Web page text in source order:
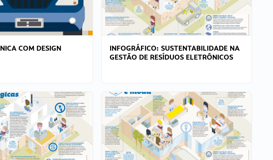
COM DESIGN
INFOGRÁFICO: SUSTENTABILIDADE NA
GESTÃO DE RESÍDUOS ELETRÔNICOS